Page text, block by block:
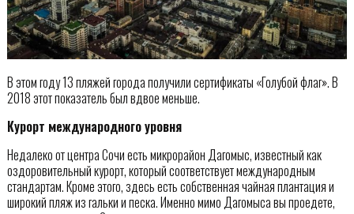
В этом году 13 пляжей города получили сертификаты «Голубой флаг». В
2018 этот показатель был вдвое меньше.
Курорт международного уровня
Недалеко от центра Сочи есть микрорайон Дагомыс, известный как
оздоровительный курорт, который соответствует международным
стандартам. Кроме этого, здесь есть собственная чайная плантация и
широкий пляж из гальки и песка. Именно мимо Дагомыса вы проедете,